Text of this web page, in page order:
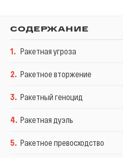
СОДЕРЖАНИЕ
1. Ракетная угроза
2. Ракетное вторжение
3. Ракетный геноцид
4. Ракетная дуэль
5. Ракетное превосходство